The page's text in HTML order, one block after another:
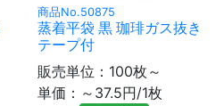
商品No.50875
蒸着平袋 黒 珈琲ガス抜き
テープ付
販売単位：100枚～
単価：～37.5円/1枚